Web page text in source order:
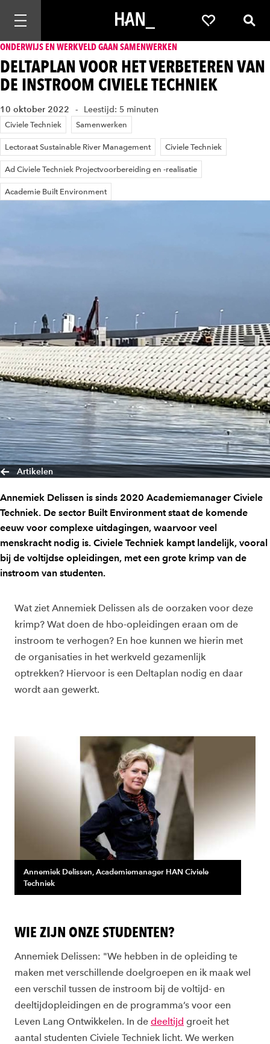
Mobiele navigatie openen Favorieten
ONDERWIJS EN WERKVELD GAAN SAMENWERKEN
DELTAPLAN VOOR HET VERBETEREN VAN
DE INSTROOM CIVIELE TECHNIEK
10 oktober 2022 Leestijd: 5 minuten
Civiele Techniek Samenwerken
Lectoraat Sustainable River Management Civiele Techniek
Ad Civiele Techniek Projectvoorbereiding en -realisatie
Academie Built Environment
Artikelen
Annemiek Delissen is sinds 2020 Academiemanager Civiele
Techniek. De sector Built Environment staat de komende
eeuw voor complexe uitdagingen, waarvoor veel
menskracht nodig is. Civiele Techniek kampt landelijk, vooral
bij de voltijdse opleidingen, met een grote krimp van de
instroom van studenten.
Wat ziet Annemiek Delissen als de oorzaken voor deze
krimp? Wat doen de hbo-opleidingen eraan om de
instroom te verhogen? En hoe kunnen we hierin met
de organisaties in het werkveld gezamenlijk
optrekken? Hiervoor is een Deltaplan nodig en daar
wordt aan gewerkt.
Annemiek Delissen, Academiemanager HAN Civiele
Techniek
WIE ZIJN ONZE STUDENTEN?
Annemiek Delissen: "We hebben in de opleiding te
maken met verschillende doelgroepen en ik maak wel
een verschil tussen de instroom bij de voltijd- en
deeltijdopleidingen en de programma’s voor een
Leven Lang Ontwikkelen. In de deeltijd groeit het
aantal studenten Civiele Techniek licht. We werken